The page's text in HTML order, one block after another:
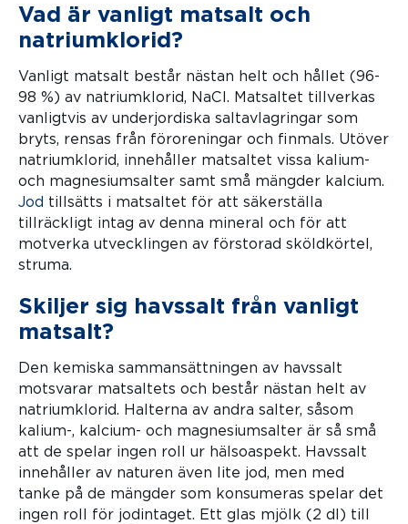
Vad är vanligt matsalt och
natriumklorid?
Vanligt matsalt består nästan helt och hållet (96-
98 %) av natriumklorid, NaCl. Matsaltet tillverkas
vanligtvis av underjordiska saltavlagringar som
bryts, rensas från föroreningar och finmals. Utöver
natriumklorid, innehåller matsaltet vissa kalium-
och magnesiumsalter samt små mängder kalcium.
Jod tillsätts i matsaltet för att säkerställa
tillräckligt intag av denna mineral och för att
motverka utvecklingen av förstorad sköldkörtel,
struma.
Skiljer sig havssalt från vanligt
matsalt?
Den kemiska sammansättningen av havssalt
motsvarar matsaltets och består nästan helt av
natriumklorid. Halterna av andra salter, såsom
kalium-, kalcium- och magnesiumsalter är så små
att de spelar ingen roll ur hälsoaspekt. Havssalt
innehåller av naturen även lite jod, men med
tanke på de mängder som konsumeras spelar det
ingen roll för jodintaget. Ett glas mjölk (2 dl) till